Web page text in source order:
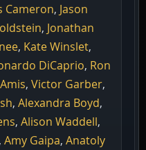
Cameron, Jason
, Jonathan
, Kate Winslet,
DiCaprio, Ron
, Victor Garber,
, Alexandra Boyd,
, Alison Waddell,
, Amy Gaipa, Anatoly